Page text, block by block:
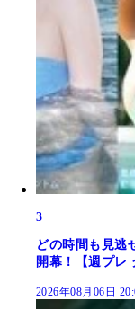
3
どの時間も見
開幕！【週プレ
2026年08月06日